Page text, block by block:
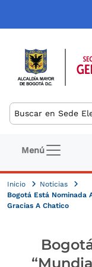
Pasar al contenido
Buscar
Menú
Inicio
Noticias
Bogotá Está Nominada
Gracias A Chatico